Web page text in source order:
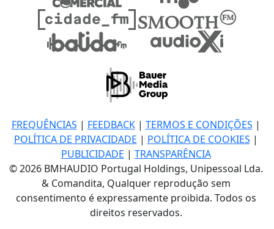
FREQUÊNCIAS | FEEDBACK| TERMOS E CONDIÇÕES |
POLÍTICA DE PRIVACIDADE | POLÍTICA DE COOKIES |
PUBLICIDADE | TRANSPARÊNCIA
© 2026 BMHAUDIO Portugal Holdings, Unipessoal Lda.
& Comandita, Qualquer reprodução sem
consentimento é expressamente proibida. Todos os
direitos reservados.